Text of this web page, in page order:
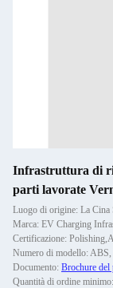
Infrastruttura di
parti lavorate
Luogo di origine: La Cina
Marca: EV Charging
Certificazione:
Numero di modello:
Documento: Brochure
Quantità di ordine